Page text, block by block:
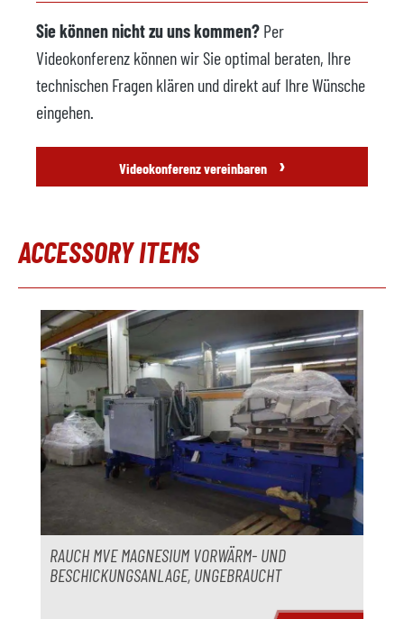
Sie können nicht zu uns kommen? Per
Videokonferenz können wir Sie optimal beraten, Ihre
technischen Fragen klären und direkt auf Ihre Wünsche
eingehen.
Videokonferenz vereinbaren ›
ACCESSORY ITEMS
RAUCH MVE MAGNESIUM VORWÄRM- UND
BESCHICKUNGSANLAGE, UNGEBRAUCHT